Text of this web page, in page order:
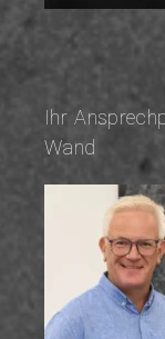
Ihr
Wand